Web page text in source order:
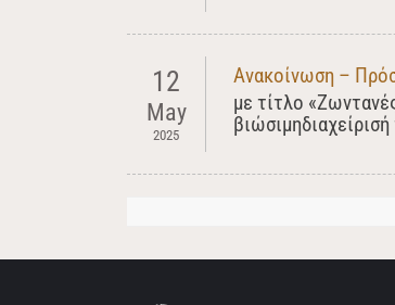
12
May
2025
Ανακοίνωση –
με τίτλο